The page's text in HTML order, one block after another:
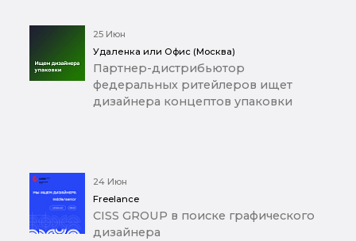
25 Июн
Удаленка или Офис (Москва)
Партнер-дистрибьютор
федеральных ритейлеров ищет
дизайнера концептов упаковки
24 Июн
Freelance
CISS GROUP в поиске графического
дизайнера